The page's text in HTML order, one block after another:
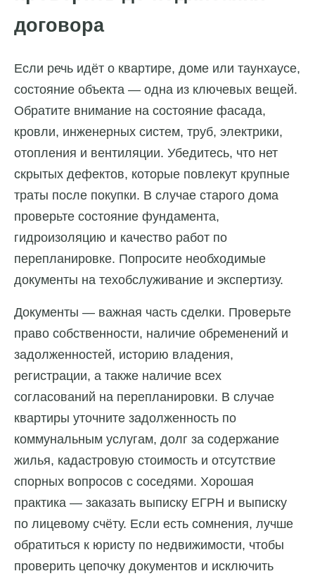
договора
Если речь идёт о квартире, доме или таунхаусе,
состояние объекта — одна из ключевых вещей.
Обратите внимание на состояние фасада,
кровли, инженерных систем, труб, электрики,
отопления и вентиляции. Убедитесь, что нет
скрытых дефектов, которые повлекут крупные
траты после покупки. В случае старого дома
проверьте состояние фундамента,
гидроизоляцию и качество работ по
перепланировке. Попросите необходимые
документы на техобслуживание и экспертизу.
Документы — важная часть сделки. Проверьте
право собственности, наличие обременений и
задолженностей, историю владения,
регистрации, а также наличие всех
согласований на перепланировки. В случае
квартиры уточните задолженность по
коммунальным услугам, долг за содержание
жилья, кадастровую стоимость и отсутствие
спорных вопросов с соседями. Хорошая
практика — заказать выписку ЕГРН и выписку
по лицевому счёту. Если есть сомнения, лучше
обратиться к юристу по недвижимости, чтобы
проверить цепочку документов и исключить